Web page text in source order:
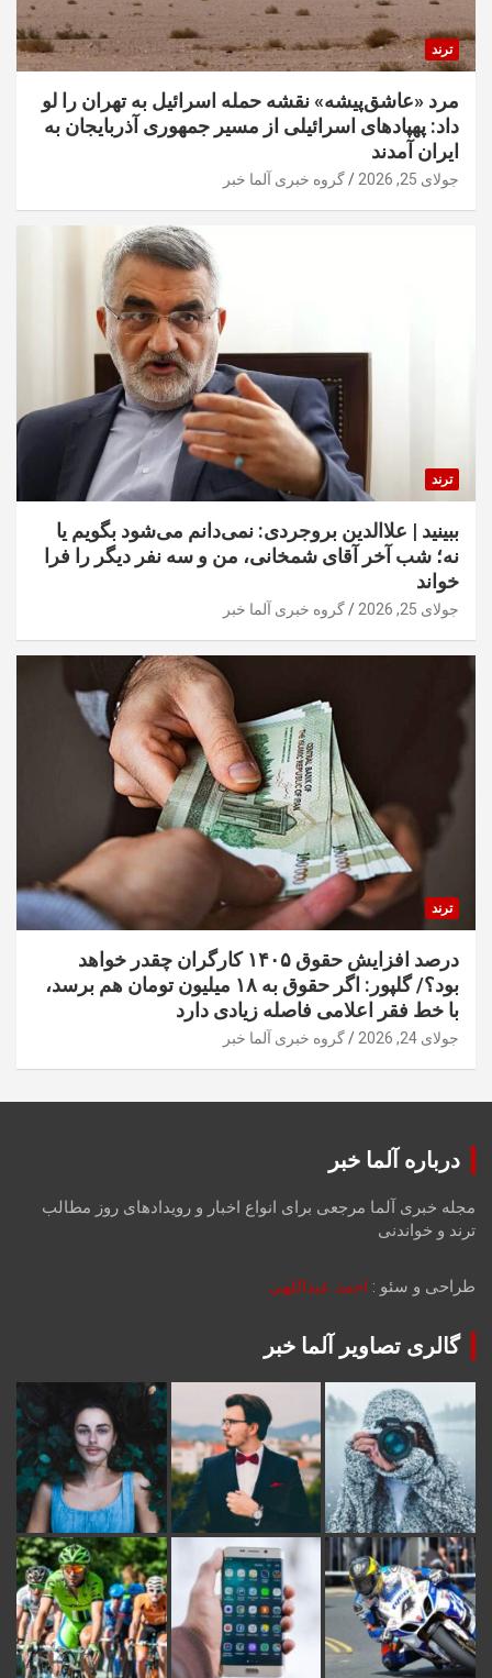
ترند
مرد «عاشق‌پیشه» نقشه حمله اسرائیل به تهران را لو
داد: پهپادهای اسرائیلی از مسیر جمهوری آذربایجان به
ایران آمدند
جولای 25, 2026 گروه خبری آلما خبر
ترند
ببینید | علاالدین بروجردی: نمی‌دانم می‌شود بگویم یا
نه؛ شب آخر آقای شمخانی، من و سه نفر دیگر را فرا
خواند
جولای 25, 2026 گروه خبری آلما خبر
ترند
درصد افزایش حقوق ۱۴۰۵ کارگران چقدر خواهد
بود؟/ گلپور: اگر حقوق به ۱۸ میلیون تومان هم برسد،
با خط فقر اعلامی فاصله زیادی دارد
جولای 24, 2026 گروه خبری آلما خبر
درباره آلما خبر
مجله خبری آلما مرجعی برای انواع اخبار و رویدادهای روز مطالب
ترند و خواندنی
طراحی و سئو : احمد عبداللهی
گالری تصاویر آلما خبر